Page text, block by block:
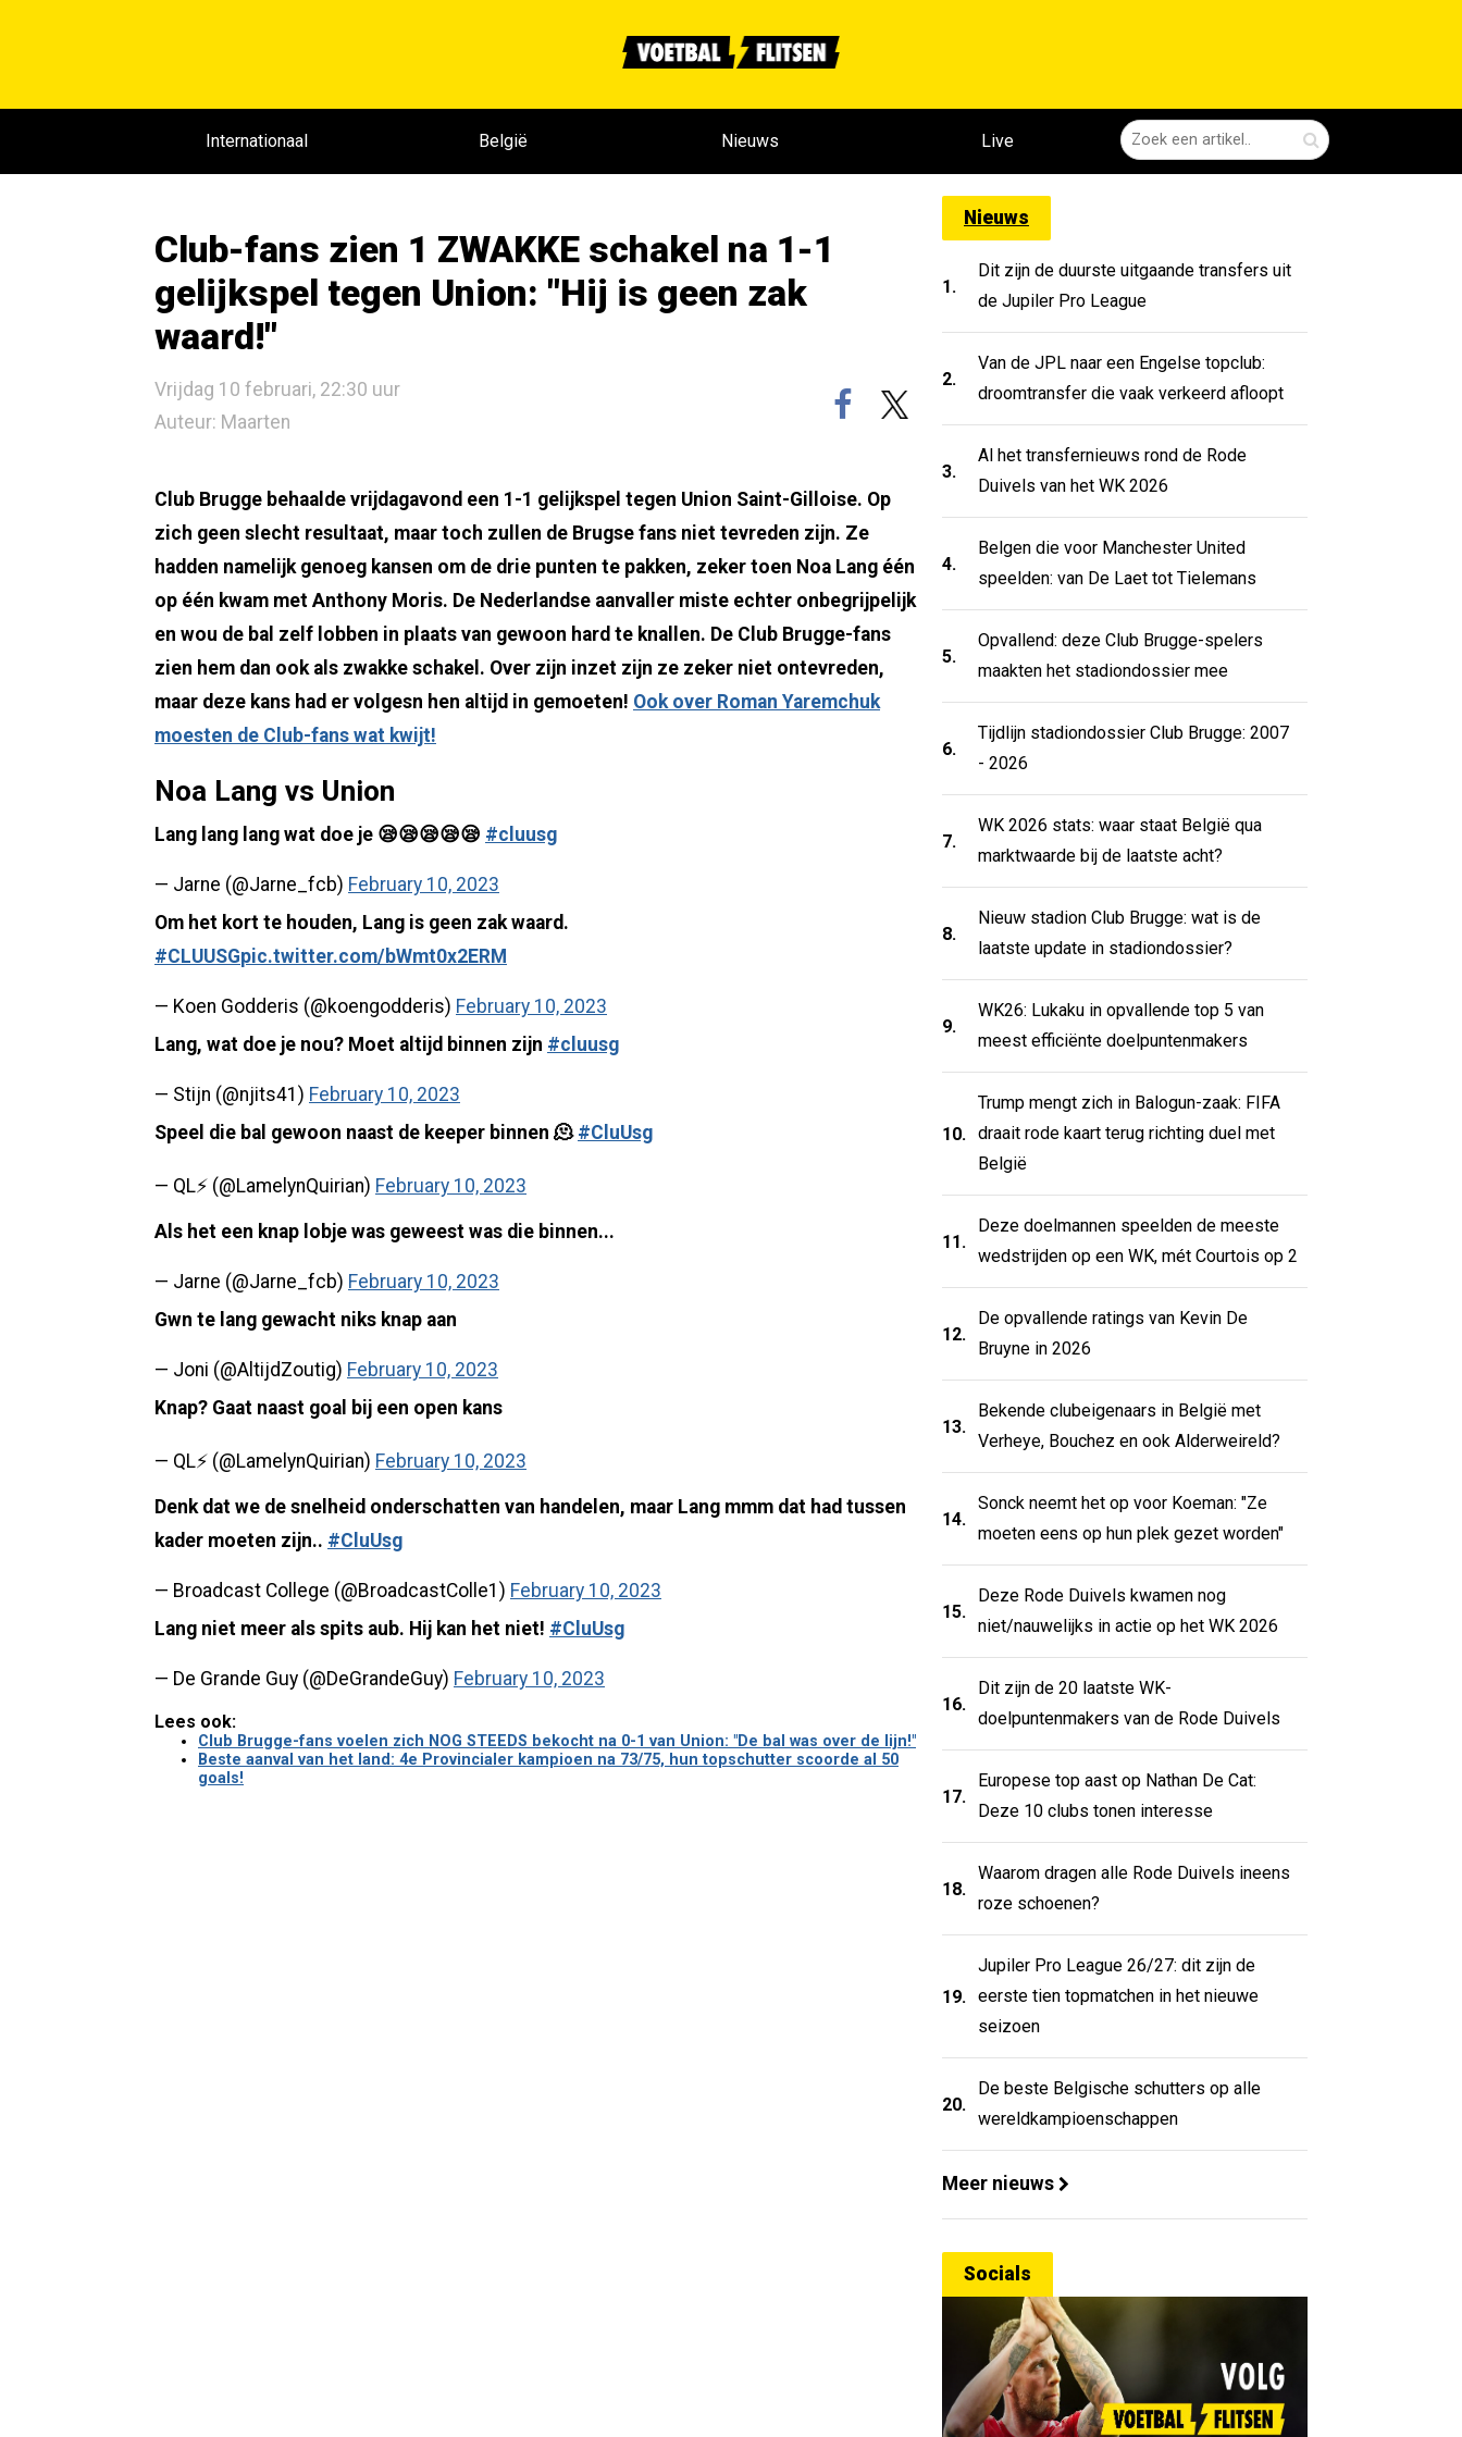
Internationaal België Nieuws Live
Club-fans zien 1 ZWAKKE schakel na 1-1
gelijkspel tegen Union: "Hij is geen zak
waard!"
Vrijdag 10 februari, 22:30 uur
Auteur: Maarten
Club Brugge behaalde vrijdagavond een 1-1 gelijkspel tegen Union Saint-Gilloise. Op
zich geen slecht resultaat, maar toch zullen de Brugse fans niet tevreden zijn. Ze
hadden namelijk genoeg kansen om de drie punten te pakken, zeker toen Noa Lang één
op één kwam met Anthony Moris. De Nederlandse aanvaller miste echter onbegrijpelijk
en wou de bal zelf lobben in plaats van gewoon hard te knallen. De Club Brugge-fans
zien hem dan ook als zwakke schakel. Over zijn inzet zijn ze zeker niet ontevreden,
maar deze kans had er volgesn hen altijd in gemoeten! Ook over Roman Yaremchuk
moesten de Club-fans wat kwijt!
Noa Lang vs Union
Lang lang lang wat doe je 😪😪😪😪😪 #cluusg
— Jarne (@Jarne_fcb) February 10, 2023
Om het kort te houden, Lang is geen zak waard.
#CLUUSGpic.twitter.com/bWmt0x2ERM
— Koen Godderis (@koengodderis) February 10, 2023
Lang, wat doe je nou? Moet altijd binnen zijn #cluusg
— Stijn (@njits41) February 10, 2023
Speel die bal gewoon naast de keeper binnen 🫠 #CluUsg
— QL⚡️ (@LamelynQuirian) February 10, 2023
Als het een knap lobje was geweest was die binnen...
— Jarne (@Jarne_fcb) February 10, 2023
Gwn te lang gewacht niks knap aan
— Joni (@AltijdZoutig) February 10, 2023
Knap? Gaat naast goal bij een open kans
— QL⚡️ (@LamelynQuirian) February 10, 2023
Denk dat we de snelheid onderschatten van handelen, maar Lang mmm dat had tussen
kader moeten zijn.. #CluUsg
— Broadcast College (@BroadcastColle1) February 10, 2023
Lang niet meer als spits aub. Hij kan het niet! #CluUsg
— De Grande Guy (@DeGrandeGuy) February 10, 2023
Lees ook:
Club Brugge-fans voelen zich NOG STEEDS bekocht na 0-1 van Union: "De bal was over de lijn!"
Beste aanval van het land: 4e Provincialer kampioen na 73/75, hun topschutter scoorde al 50
goals!
Nieuws
1.
Dit zijn de duurste uitgaande transfers uit
de Jupiler Pro League
2.
Van de JPL naar een Engelse topclub:
droomtransfer die vaak verkeerd afloopt
3.
Al het transfernieuws rond de Rode
Duivels van het WK 2026
4.
Belgen die voor Manchester United
speelden: van De Laet tot Tielemans
5.
Opvallend: deze Club Brugge-spelers
maakten het stadiondossier mee
6.
Tijdlijn stadiondossier Club Brugge: 2007
- 2026
7.
WK 2026 stats: waar staat België qua
marktwaarde bij de laatste acht?
8.
Nieuw stadion Club Brugge: wat is de
laatste update in stadiondossier?
9.
WK26: Lukaku in opvallende top 5 van
meest efficiënte doelpuntenmakers
10.
Trump mengt zich in Balogun-zaak: FIFA
draait rode kaart terug richting duel met
België
11.
Deze doelmannen speelden de meeste
wedstrijden op een WK, mét Courtois op 2
12.
De opvallende ratings van Kevin De
Bruyne in 2026
13.
Bekende clubeigenaars in België met
Verheye, Bouchez en ook Alderweireld?
14.
Sonck neemt het op voor Koeman: "Ze
moeten eens op hun plek gezet worden"
15.
Deze Rode Duivels kwamen nog
niet/nauwelijks in actie op het WK 2026
16.
Dit zijn de 20 laatste WK-
doelpuntenmakers van de Rode Duivels
17.
Europese top aast op Nathan De Cat:
Deze 10 clubs tonen interesse
18.
Waarom dragen alle Rode Duivels ineens
roze schoenen?
19.
Jupiler Pro League 26/27: dit zijn de
eerste tien topmatchen in het nieuwe
seizoen
20.
De beste Belgische schutters op alle
wereldkampioenschappen
Meer nieuws
Socials